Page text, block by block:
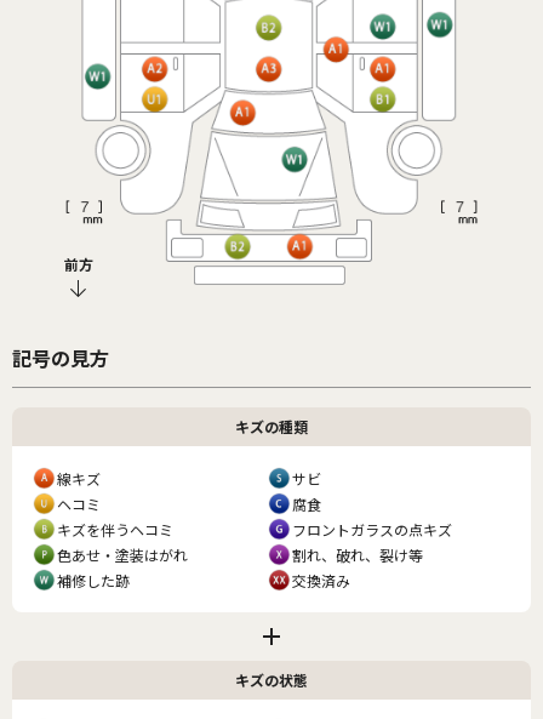
前方
記号の見方
キズの種類
線キズ
サビ
ヘコミ
腐食
キズを伴うヘコミ
フロントガラスの点キズ
色あせ・塗装はがれ
割れ、破れ、裂け等
補修した跡
交換済み
キズの状態